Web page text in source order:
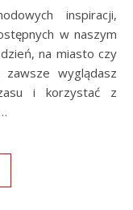
inspiracji,
w naszym
na miasto czy
wyglądasz
i korzystać z